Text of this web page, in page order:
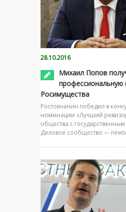
28.10.2016
Михаил Попов
профессиональную
Росимущества
Ростовчанин победил в
номинации «Лучший
общества с
Деловое сообщество —